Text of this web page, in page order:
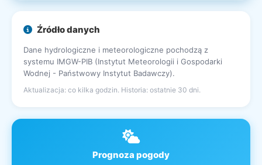
Źródło danych
Dane hydrologiczne i meteorologiczne pochodzą z
systemu IMGW-PIB (Instytut Meteorologii i Gospodarki
Wodnej - Państwowy Instytut Badawczy).
Aktualizacja: co kilka godzin. Historia: ostatnie 30 dni.
Prognoza pogody